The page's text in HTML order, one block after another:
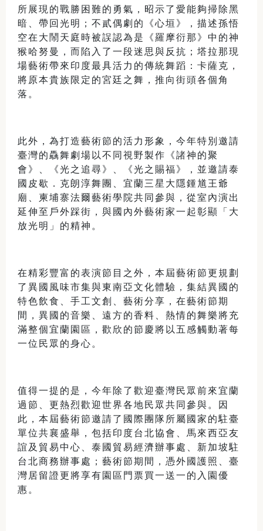
所展現的戰勝困難的勇氣，昭示了愛能夠掃除黑
暗、帶回光明；不貳偶劇的《心垣》，描述孫悟
空在大鬧天庭時被誤認為是《羅摩衍那》中的神
猴哈努曼，而陷入了一段迷思與反抗；塔拉那現
場藝術帶來印度最具活力的傳統舞蹈：卡薩克，
將原本貴族限定的宮廷之舞，推向街頭各個角
落。
此外，為打造藝術節的活力形象，今年特別邀請
臺灣的驫舞劇場以不同視野製作《諸神的聚
會》、《光之追尋》、《光之賜福》，並邀請泰
國皮歇．克朗淳舞團、宜蘭三星大隱鍾馗王爺
廟、柬埔寨法爾藝術學院共同參與，從室內演出
延伸至戶外踩街，與國內外藝術家一起彰顯「大
放光明」的精神。
在精彩豐富的表演節目之外，本屆藝術節更規劃
了異國風味市集與東南亞文化體驗，集結異國的
特色飲食、手工文創、藝術分享，在藝術節期
間，異國的音樂、遠方的香料、熱情的舞樂將充
滿整個宜蘭園區，歡欣的節慶將以五感觸動著每
一位民眾的身心。
值得一提的是，今年除了歡迎臺灣民眾前來宜蘭
過節、更熱烈歡迎世界各地民眾共同參與。因
此，本屆藝術節邀請了國際團隊所屬國家的駐臺
單位共襄盛舉，包括印度台北協會、馬來西亞友
誼及貿易中心、泰國貿易經濟辦事處、新加坡駐
台北商務辦事處；藝術節期間，憑外國護照、臺
灣居留證更將享有園區門票買一送一的入園優
惠。